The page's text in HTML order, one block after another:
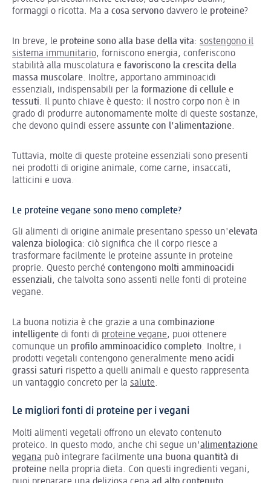
formaggi o ricotta. Ma a cosa servono davvero le proteine?
In breve, le proteine sono alla base della vita: sostengono il
sistema immunitario, forniscono energia, conferiscono
stabilità alla muscolatura e favoriscono la crescita della
massa muscolare. Inoltre, apportano amminoacidi
essenziali, indispensabili per la formazione di cellule e
tessuti. Il punto chiave è questo: il nostro corpo non è in
grado di produrre autonomamente molte di queste sostanze,
che devono quindi essere assunte con l'alimentazione.
Tuttavia, molte di queste proteine essenziali sono presenti
nei prodotti di origine animale, come carne, insaccati,
latticini e uova.
Le proteine vegane sono meno complete?
Gli alimenti di origine animale presentano spesso un'elevata
valenza biologica: ciò significa che il corpo riesce a
trasformare facilmente le proteine assunte in proteine
proprie. Questo perché contengono molti amminoacidi
essenziali, che talvolta sono assenti nelle fonti di proteine
vegane.
La buona notizia è che grazie a una combinazione
intelligente di fonti di proteine vegane, puoi ottenere
comunque un profilo amminoacidico completo. Inoltre, i
prodotti vegetali contengono generalmente meno acidi
grassi saturi rispetto a quelli animali e questo rappresenta
un vantaggio concreto per la salute.
Le migliori fonti di proteine per i vegani
Molti alimenti vegetali offrono un elevato contenuto
proteico. In questo modo, anche chi segue un'alimentazione
vegana può integrare facilmente una buona quantità di
proteine nella propria dieta. Con questi ingredienti vegani,